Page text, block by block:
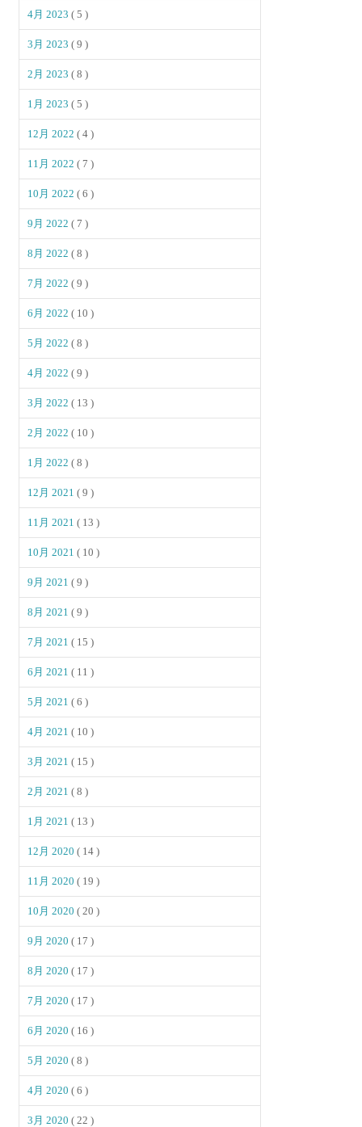
4月 2023( 5 )
3月 2023( 9 )
2月 2023( 8 )
1月 2023( 5 )
12月 2022( 4 )
11月 2022( 7 )
10月 2022( 6 )
9月 2022( 7 )
8月 2022( 8 )
7月 2022( 9 )
6月 2022( 10 )
5月 2022( 8 )
4月 2022( 9 )
3月 2022( 13 )
2月 2022( 10 )
1月 2022( 8 )
12月 2021( 9 )
11月 2021( 13 )
10月 2021( 10 )
9月 2021( 9 )
8月 2021( 9 )
7月 2021( 15 )
6月 2021( 11 )
5月 2021( 6 )
4月 2021( 10 )
3月 2021( 15 )
2月 2021( 8 )
1月 2021( 13 )
12月 2020( 14 )
11月 2020( 19 )
10月 2020( 20 )
9月 2020( 17 )
8月 2020( 17 )
7月 2020( 17 )
6月 2020( 16 )
5月 2020( 8 )
4月 2020( 6 )
3月 2020( 22 )